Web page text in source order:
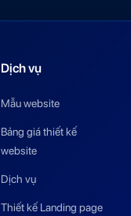
Dịch vụ
Mẫu website
Bảng giá thiết kế
website
Dịch vụ
Thiết kế Landing page